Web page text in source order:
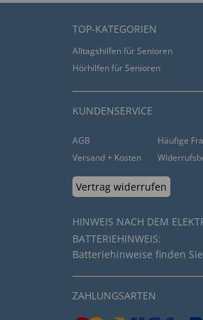
TOP-KATEGORIEN
Alltagshilfen für Senioren
Hörhilfen für Senioren
KUNDENSERVICE
AGB Häufige
Versand + Kosten
Vertrag widerrufen
HINWEIS NACH DEM
BATTERIEHINWEIS:
Batteriehinweise finden
ZAHLUNGSARTEN